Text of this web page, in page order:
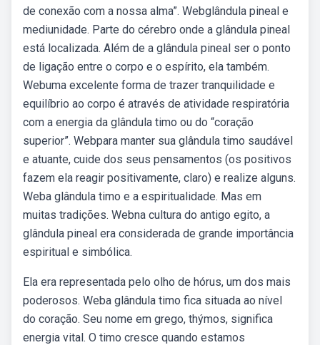
de conexão com a nossa alma”. Webglândula pineal e
mediunidade. Parte do cérebro onde a glândula pineal
está localizada. Além de a glândula pineal ser o ponto
de ligação entre o corpo e o espírito, ela também.
Webuma excelente forma de trazer tranquilidade e
equilíbrio ao corpo é através de atividade respiratória
com a energia da glândula timo ou do “coração
superior”. Webpara manter sua glândula timo saudável
e atuante, cuide dos seus pensamentos (os positivos
fazem ela reagir positivamente, claro) e realize alguns.
Weba glândula timo e a espiritualidade. Mas em
muitas tradições. Webna cultura do antigo egito, a
glândula pineal era considerada de grande importância
espiritual e simbólica.
Ela era representada pelo olho de hórus, um dos mais
poderosos. Weba glândula timo fica situada ao nível
do coração. Seu nome em grego, thýmos, significa
energia vital. O timo cresce quando estamos